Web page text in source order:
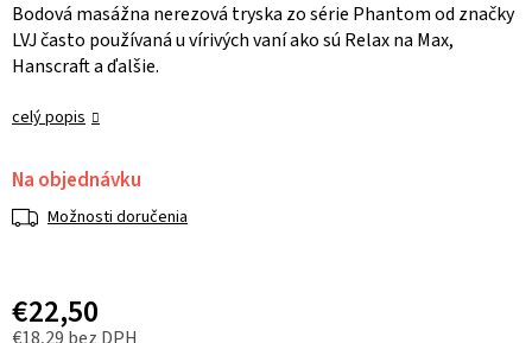
Bodová masážna nerezová tryska zo série Phantom od značky
LVJ často používaná u vírivých vaní ako sú Relax na Max,
Hanscraft a ďalšie.
celý popis
Na objednávku
Možnosti doručenia
€22,50